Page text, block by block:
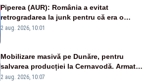
Piperea (AUR): România a evitat
retrogradarea la junk pentru că era o
catastrofă pentru bănci și fondurile de
2 aug. 2026, 10:01
Mobilizare masivă pe Dunăre, pentru
salvarea producției la Cernavodă. Armata
va detona o stâncă și va devia apa
2 aug. 2026, 10:07